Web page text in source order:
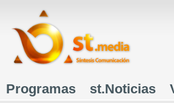
Menú principal
Programas st.Noticias